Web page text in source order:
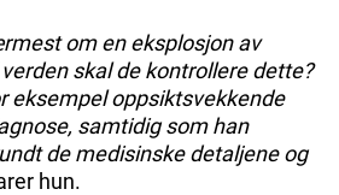
om en eksplosjon av
skal de kontrollere dette?
eksempel oppsiktsvekkende
samtidig som han
de medisinske detaljene og
hun.